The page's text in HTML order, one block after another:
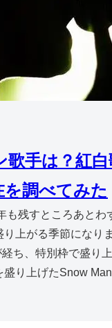
歌手は？紅
調べてみた
も残すところあとわ
り上がる季節になり
ち、特別枠で盛り
盛り上げたSnow